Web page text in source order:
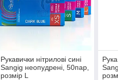
Рукавички нітрилові сині
Sangig неопудрені, 50пар,
розмір L